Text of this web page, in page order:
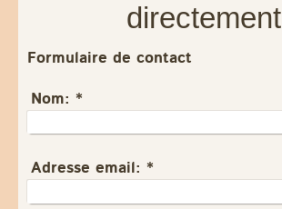
directement
Formulaire de contact
Nom: *
Adresse email: *